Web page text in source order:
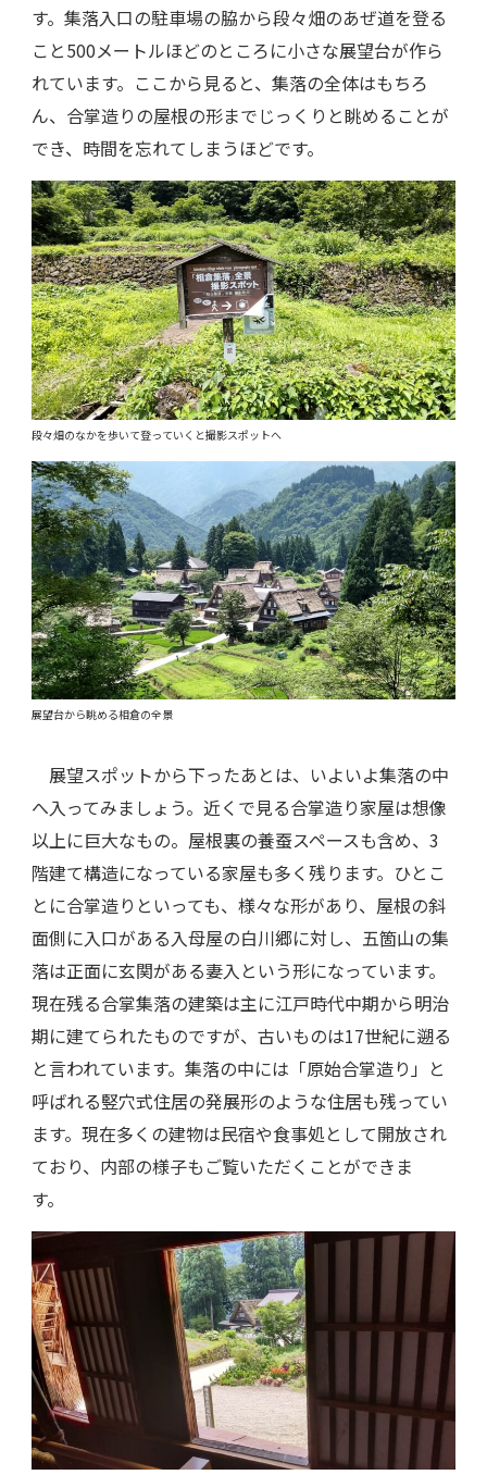
す。集落入口の駐車場の脇から段々畑のあぜ道を登る
こと500メートルほどのところに小さな展望台が作ら
れています。ここから見ると、集落の全体はもちろ
ん、合掌造りの屋根の形までじっくりと眺めることが
でき、時間を忘れてしまうほどです。
段々畑のなかを歩いて登っていくと撮影スポットへ
展望台から眺める相倉の全景
展望スポットから下ったあとは、いよいよ集落の中
へ入ってみましょう。近くで見る合掌造り家屋は想像
以上に巨大なもの。屋根裏の養蚕スペースも含め、3
階建て構造になっている家屋も多く残ります。ひとこ
とに合掌造りといっても、様々な形があり、屋根の斜
面側に入口がある入母屋の白川郷に対し、五箇山の集
落は正面に玄関がある妻入という形になっています。
現在残る合掌集落の建築は主に江戸時代中期から明治
期に建てられたものですが、古いものは17世紀に遡る
と言われています。集落の中には「原始合掌造り」と
呼ばれる竪穴式住居の発展形のような住居も残ってい
ます。現在多くの建物は民宿や食事処として開放され
ており、内部の様子もご覧いただくことができま
す。